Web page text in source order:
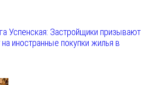
Успенская: Застройщики призывают
на иностранные покупки жилья в